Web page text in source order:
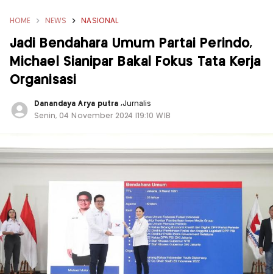
HOME NEWS NASIONAL
Jadi Bendahara Umum Partai Perindo,
Michael Sianipar Bakal Fokus Tata Kerja
Organisasi
Danandaya Arya putra,Jurnalis
Senin, 04 November 2024 |19:10 WIB